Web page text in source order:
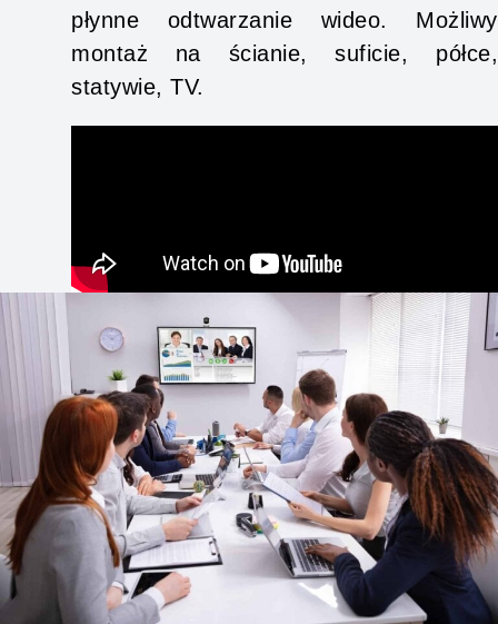
płynne odtwarzanie wideo. Możliwy
montaż na ścianie, suficie, półce,
statywie, TV.